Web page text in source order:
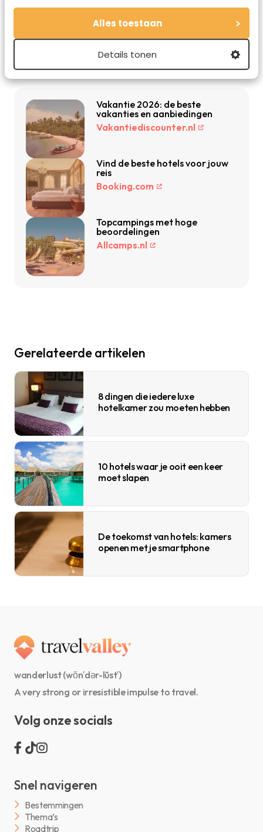
Alles toestaan
Details tonen
De beste reisdeals van dit moment
Vakantie 2026: de beste
vakanties en aanbiedingen
Vakantiediscounter.nl
Vind de beste hotels voor jouw
reis
Booking.com
Topcampings met hoge
beoordelingen
Allcamps.nl
Gerelateerde artikelen
8 dingen die iedere luxe
hotelkamer zou moeten hebben
10 hotels waar je ooit een keer
moet slapen
De toekomst van hotels: kamers
openen met je smartphone
wanderlust (wŏn′dər-lŭst′)
A very strong or irresistible impulse to travel.
Volg onze socials
Snel navigeren
Bestemmingen
Thema’s
Roadtrip